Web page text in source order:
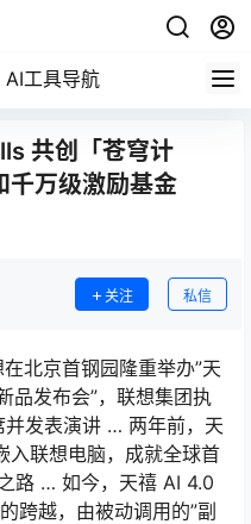
AI工具导航
共创「苍穹计
千万级激励基金
关注 私信
北京首钢园隆重举办”天
品发布会”，联想集团执
发表演讲 … 两年前，天
入联想电脑，成就全球首
路 … 如今，天禧 AI 4.0
跨越，由被动调用的”副